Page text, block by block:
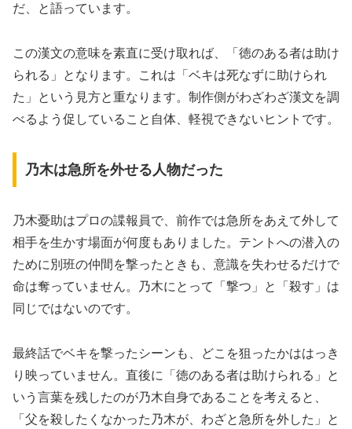
だ、と語っています。
この漢文の意味を素直に受け取れば、「徳のある者は助け
られる」となります。これは「ベキは死なずに助けられ
た」という見方と重なります。制作側がわざわざ漢文を調
べるよう促していること自体、軽視できないヒントです。
乃木は急所を外せる人物だった
乃木憂助はプロの諜報員で、前作では急所をあえて外して
相手を生かす場面が何度もありました。テントへの潜入の
ために別班の仲間を撃ったときも、意識を失わせるだけで
命は奪っていません。乃木にとって「撃つ」と「殺す」は
同じではないのです。
最終話でベキを撃ったシーンも、どこを狙ったかははっき
り映っていません。直後に「徳のある者は助けられる」と
いう言葉を残したのが乃木自身であることを考えると、
「父を殺したくなかった乃木が、わざと急所を外した」と